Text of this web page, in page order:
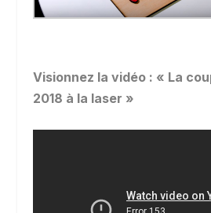
Visionnez la vidéo : « La
2018 à la laser »